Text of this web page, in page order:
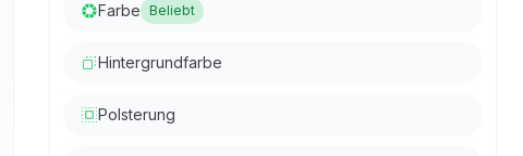
Farbe Beliebt
Hintergrundfarbe
Polsterung